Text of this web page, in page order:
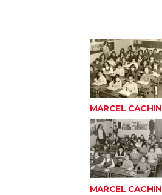
MARCEL CACHIN
MARCEL CACHIN